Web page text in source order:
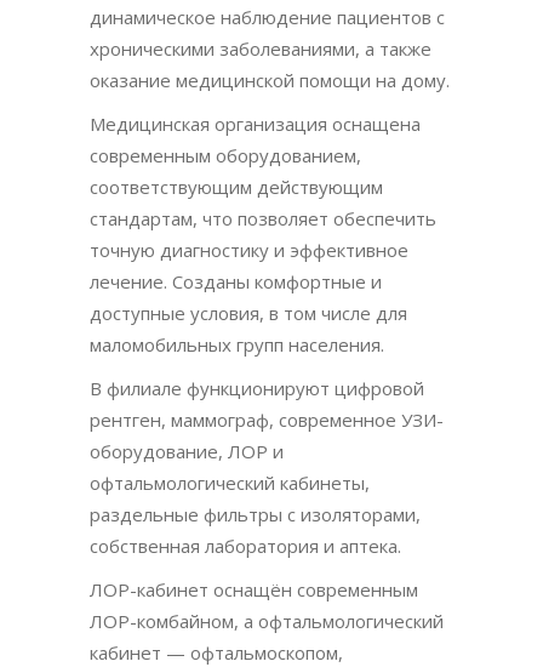
динамическое наблюдение пациентов с
хроническими заболеваниями, а также
оказание медицинской помощи на дому.
Медицинская организация оснащена
современным оборудованием,
соответствующим действующим
стандартам, что позволяет обеспечить
точную диагностику и эффективное
лечение. Созданы комфортные и
доступные условия, в том числе для
маломобильных групп населения.
В филиале функционируют цифровой
рентген, маммограф, современное УЗИ-
оборудование, ЛОР и
офтальмологический кабинеты,
раздельные фильтры с изоляторами,
собственная лаборатория и аптека.
ЛОР-кабинет оснащён современным
ЛОР-комбайном, а офтальмологический
кабинет — офтальмоскопом,